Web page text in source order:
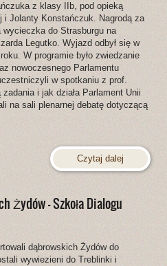
z klasy IIb, pod opieką
Jolanty Konstańczuk. Nagrodą za
wycieczka do Strasburgu na
Legutko. Wyjazd odbył się w
W programie było zwiedzanie
nowoczesnego Parlamentu
w spotkaniu z prof.
i jak działa Parlament Unii
na sali plenarnej debatę dotyczącą
Czytaj dalej
– Szkoła Dialogu
dąbrowskich Żydów do
wywiezieni do Treblinki i